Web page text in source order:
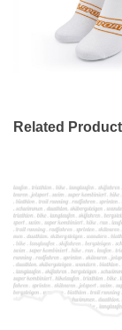
Related Product